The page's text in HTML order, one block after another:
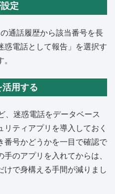
定
通話履歴から該当番号を長
惑電話として報告」を選択す
用する
、迷惑電話をデータベース
ティアプリを導入しておく
番号かどうかを一目で確認で
のアプリを入れてからは、
けで身構える手間が減りまし